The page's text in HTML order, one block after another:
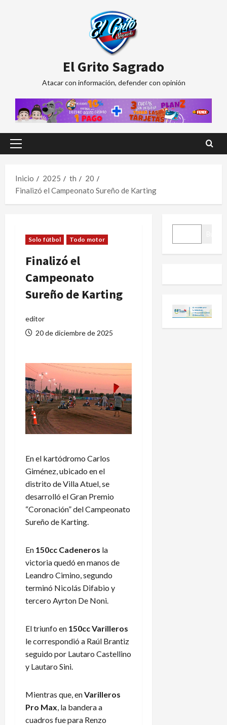
El Grito Sagrado
Atacar con información, defender con opinión
Menú
Inicio
2025 th
20
Finalizó el Campeonato Sureño de Karting
Solo fútbol Todo motor
Finalizó el
Campeonato
Sureño de Karting
editor
20 de diciembre de 2025
En el kartódromo Carlos
Giménez, ubicado en el
distrito de Villa Atuel, se
desarrolló el Gran Premio
“Coronación” del Campeonato
Sureño de Karting.
En 150cc Cadeneros la
victoria quedó en manos de
Leandro Cimino, segundo
terminó Nicolás Difabio y
tercero Ayrton De Noni.
El triunfo en 150cc Varilleros
le correspondió a Raúl Brantiz
seguido por Lautaro Castellino
y Lautaro Sini.
Mientras que, enVarilleros
Pro Max , la bandera a
cuadros fue para Renzo